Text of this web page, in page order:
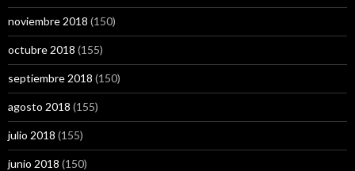
noviembre 2018 (150)
octubre 2018 (155)
septiembre 2018 (150)
agosto 2018 (155)
julio 2018 (155)
junio 2018 (150)